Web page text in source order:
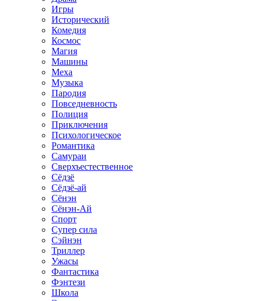
Игры
Исторический
Комедия
Космос
Магия
Машины
Меха
Музыка
Пародия
Повседневность
Полиция
Приключения
Психологическое
Романтика
Самураи
Сверхъестественное
Сёдзё
Сёдзё-ай
Сёнэн
Сёнэн-Ай
Спорт
Супер сила
Сэйнэн
Триллер
Ужасы
Фантастика
Фэнтези
Школа